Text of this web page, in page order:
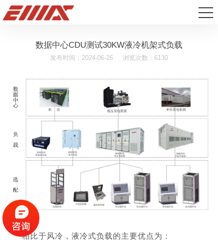
数据中心CDU测试30KW液冷机架式负载
发布时间：2024-06-26 浏览次数：6130
相比于风冷，液冷式负载的主要优点为：